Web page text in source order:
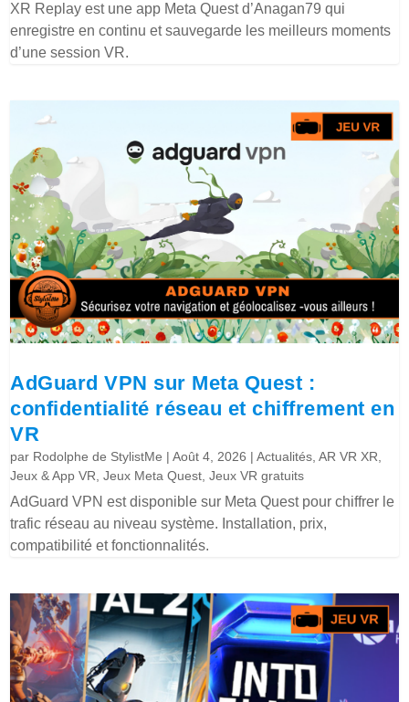
XR Replay est une app Meta Quest d’Anagan79 qui
enregistre en continu et sauvegarde les meilleurs moments
d’une session VR.
AdGuard VPN sur Meta Quest :
confidentialité réseau et chiffrement en
VR
par Rodolphe de StylistMe |Août 4, 2026 |Actualités ,AR VR XR
Jeux & App VR ,Jeux Meta Quest ,Jeux VR gratuits
AdGuard VPN est disponible sur Meta Quest pour chiffrer le
trafic réseau au niveau système. Installation, prix,
compatibilité et fonctionnalités.